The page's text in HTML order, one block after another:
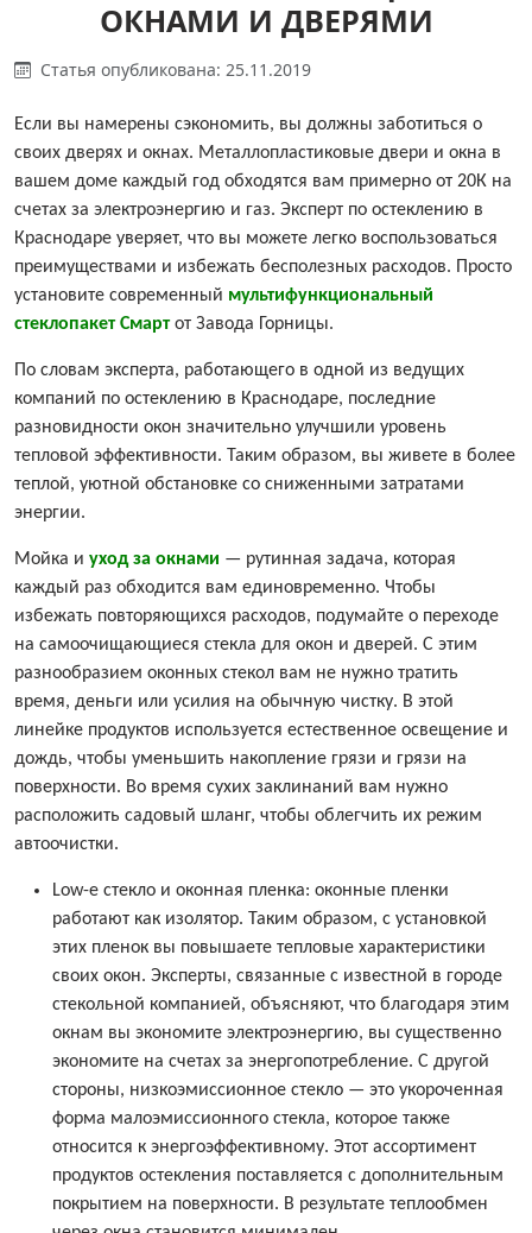
ОКНАМИ И ДВЕРЯМИ
Статья опубликована: 25.11.2019
Если вы намерены сэкономить, вы должны заботиться о
своих дверях и окнах. Металлопластиковые двери и окна в
вашем доме каждый год обходятся вам примерно от 20К на
счетах за электроэнергию и газ. Эксперт по остеклению в
Краснодаре уверяет, что вы можете легко воспользоваться
преимуществами и избежать бесполезных расходов. Просто
установите современный мультифункциональный
стеклопакет Смартот Завода Горницы.
По словам эксперта, работающего в одной из ведущих
компаний по остеклению в Краснодаре, последние
разновидности окон значительно улучшили уровень
тепловой эффективности. Таким образом, вы живете в более
теплой, уютной обстановке со сниженными затратами
энергии.
Мойка и уход за окнами — рутинная задача, которая
каждый раз обходится вам единовременно. Чтобы
избежать повторяющихся расходов, подумайте о переходе
на самоочищающиеся стекла для окон и дверей. С этим
разнообразием оконных стекол вам не нужно тратить
время, деньги или усилия на обычную чистку. В этой
линейке продуктов используется естественное освещение и
дождь, чтобы уменьшить накопление грязи и грязи на
поверхности. Во время сухих заклинаний вам нужно
расположить садовый шланг, чтобы облегчить их режим
автоочистки.
Low-e стекло и оконная пленка: оконные пленки
работают как изолятор. Таким образом, с установкой
этих пленок вы повышаете тепловые характеристики
своих окон. Эксперты, связанные с известной в городе
стекольной компанией, объясняют, что благодаря этим
окнам вы экономите электроэнергию, вы существенно
экономите на счетах за энергопотребление. С другой
стороны, низкоэмиссионное стекло — это укороченная
форма малоэмиссионного стекла, которое также
относится к энергоэффективному. Этот ассортимент
продуктов остекления поставляется с дополнительным
покрытием на поверхности. В результате теплообмен